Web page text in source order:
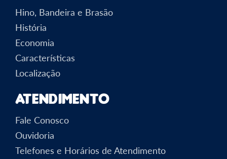
Hino, Bandeira e Brasão
História
Economia
Características
Localização
Atendimento
Fale Conosco
Ouvidoria
Telefones e Horários de Atendimento